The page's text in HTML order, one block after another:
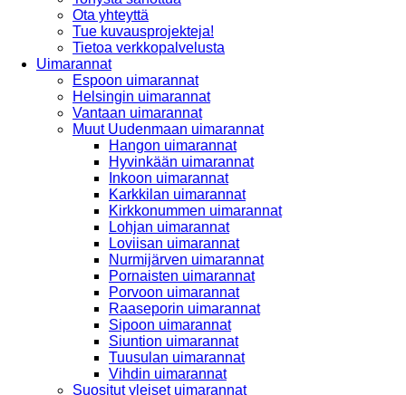
Ota yhteyttä
Tue kuvausprojekteja!
Tietoa verkkopalvelusta
Uimarannat
Espoon uimarannat
Helsingin uimarannat
Vantaan uimarannat
Muut Uudenmaan uimarannat
Hangon uimarannat
Hyvinkään uimarannat
Inkoon uimarannat
Karkkilan uimarannat
Kirkkonummen uimarannat
Lohjan uimarannat
Loviisan uimarannat
Nurmijärven uimarannat
Pornaisten uimarannat
Porvoon uimarannat
Raaseporin uimarannat
Sipoon uimarannat
Siuntion uimarannat
Tuusulan uimarannat
Vihdin uimarannat
Suositut yleiset uimarannat